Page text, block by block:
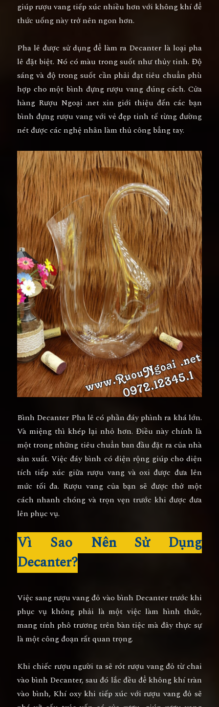
giúp rượu vang tiếp xúc nhiều hơn với không khí để
thức uống này trở nên ngon hơn.
Pha lê được sử dụng để làm ra Decanter là loại pha
lê đặt biệt. Nó có màu trong suốt như thủy tinh. Độ
sáng và độ trong suốt cần phải đạt tiêu chuẩn phù
hợp cho một bình đựng rượu vang đúng cách. Cửa
hàng Rượu Ngoại .net xin giới thiệu đến các bạn
bình đựng rượu vang với vẻ đẹp tinh tế từng đường
nét được các nghệ nhân làm thủ công bẳng tay.
Bình Decanter Pha lê có phần đáy phình ra khá lớn.
Và miệng thì khép lại nhỏ hơn. Điều này chính là
một trong những tiêu chuẩn ban đầu đặt ra của nhà
sản xuất. Việc đáy bình có diện rộng giúp cho diện
tích tiếp xúc giữa rượu vang và oxi được đưa lên
mức tối đa. Rượu vang của bạn sẽ được thở một
cách nhanh chóng và trọn vẹn trước khi được đưa
lên phục vụ.
Vì Sao Nên Sử Dụng
Decanter?
Việc sang rượu vang đỏ vào bình Decanter trước khi
phục vụ không phải là một việc làm hình thức,
mang tính phô trương trên bàn tiệc mà đây thực sự
là một công đoạn rất quan trọng.
Khi chiếc rượu người ta sẽ rót rượu vang đỏ từ chai
vào bình Decanter, sau đó lắc đều để không khí tràn
vào bình, Khí oxy khi tiếp xúc với rượu vang đỏ sẽ